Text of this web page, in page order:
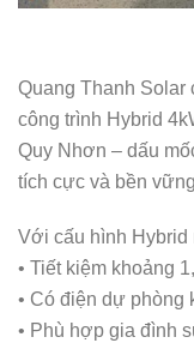
Quang Thanh
công trình Hybrid
Quy Nhơn – dấu
tích cực và bền
Với cấu hình Hybrid
• Tiết kiệm khoảng
• Có điện dự phòng
• Phù hợp gia đình